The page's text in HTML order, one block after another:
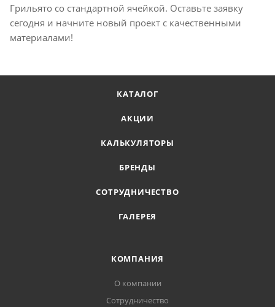
Грильято со стандартной ячейкой. Оставьте заявку
сегодня и начните новый проект с качественными
материалами!
КАТАЛОГ
АКЦИИ
КАЛЬКУЛЯТОРЫ
БРЕНДЫ
СОТРУДНИЧЕСТВО
ГАЛЕРЕЯ
КОМПАНИЯ
О компании
Сотрудничество